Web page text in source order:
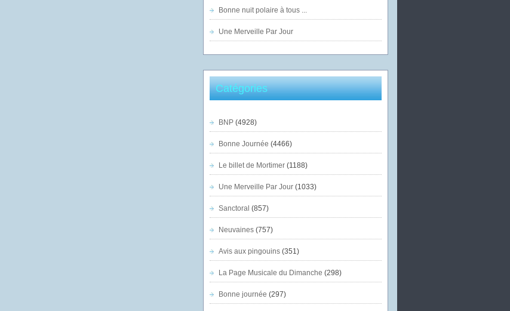
Bonne nuit polaire à tous ...
Une Merveille Par Jour
Catégories
BNP(4928)
Bonne Journée (4466)
Le billet de Mortimer(1188)
Une Merveille Par Jour(1033)
Sanctoral (857)
Neuvaines(757)
Avis aux pingouins(351)
La Page Musicale du Dimanche (298)
Bonne journée (297)